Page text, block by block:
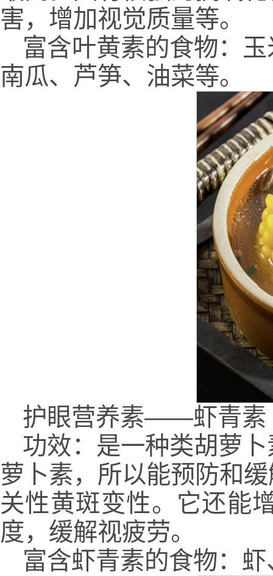
害，增加视觉质量等。
富含叶黄素的食物：
南瓜、芦笋、油菜等。
护眼营养素——虾青素
功效：是一种类胡萝
萝卜素，所以能预防和
关性黄斑变性。它还能
度，缓解视疲劳。
富含虾青素的食物：